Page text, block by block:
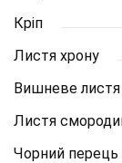
Кріп
Листя хрону
Вишневе листя
Листя
Чорний